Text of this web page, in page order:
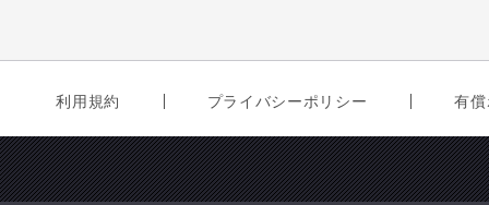
利用規約 プライバシーポリシー 有